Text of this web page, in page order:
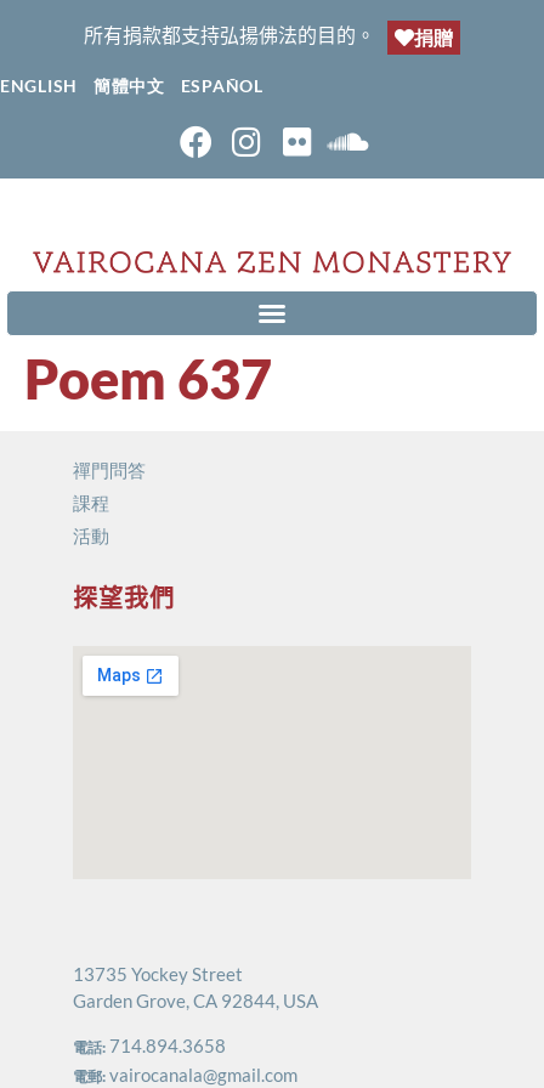
所有捐款都支持弘揚佛法的目的。 捐贈
ENGLISH 簡體中文 ESPAÑOL
Poem 637
禪門問答
課程
活動
探望我們
13735 Yockey Street
Garden Grove, CA 92844, USA
電話: 714.894.3658
電郵: vairocanala@gmail.com